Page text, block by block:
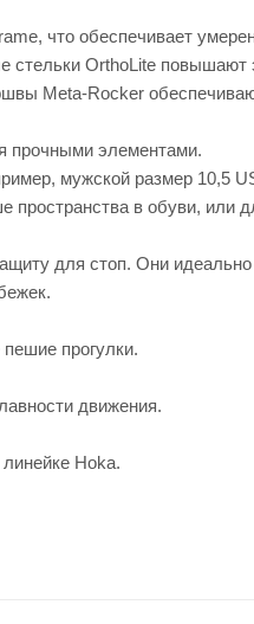
что обеспечивает
OrthoLite повышают
Meta-Rocker
прочными элементами.
мужской размер 10,5
пространства в обуви, или
для стоп. Они
прогулки.
движения.
Hoka.